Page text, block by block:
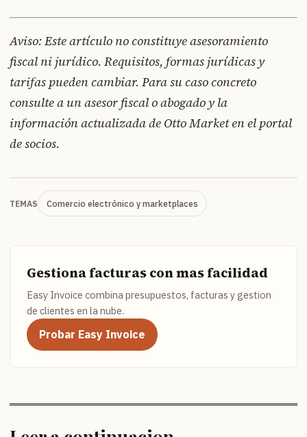
Aviso: Este artículo no constituye asesoramiento
fiscal ni jurídico. Requisitos, formas jurídicas y
tarifas pueden cambiar. Para su caso concreto
consulte a un asesor fiscal o abogado y la
información actualizada de Otto Market en el portal
de socios.
TEMAS Comercio electrónico y marketplaces
Gestiona facturas con mas facilidad
Easy Invoice combina presupuestos, facturas y gestion
de clientes en la nube.
Probar Easy Invoice